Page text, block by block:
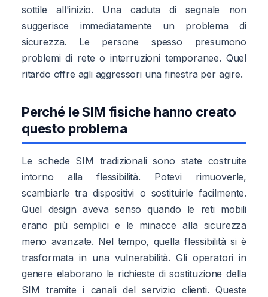
sottile all'inizio. Una caduta di segnale non
suggerisce immediatamente un problema di
sicurezza. Le persone spesso presumono
problemi di rete o interruzioni temporanee. Quel
ritardo offre agli aggressori una finestra per agire.
Perché le SIM fisiche hanno creato
questo problema
Le schede SIM tradizionali sono state costruite
intorno alla flessibilità. Potevi rimuoverle,
scambiarle tra dispositivi o sostituirle facilmente.
Quel design aveva senso quando le reti mobili
erano più semplici e le minacce alla sicurezza
meno avanzate. Nel tempo, quella flessibilità si è
trasformata in una vulnerabilità. Gli operatori in
genere elaborano le richieste di sostituzione della
SIM tramite i canali del servizio clienti. Queste